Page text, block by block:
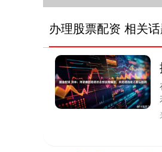
办理股票配资 相关